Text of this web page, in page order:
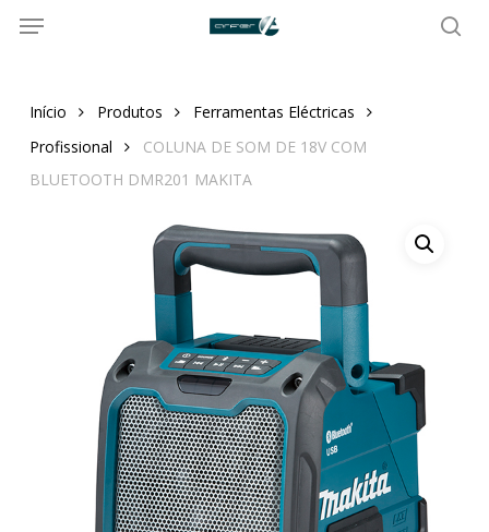
Menu
Início Produtos
Ferramentas Eléctricas
Profissional
COLUNA DE SOM DE 18V COM
BLUETOOTH DMR201 MAKITA